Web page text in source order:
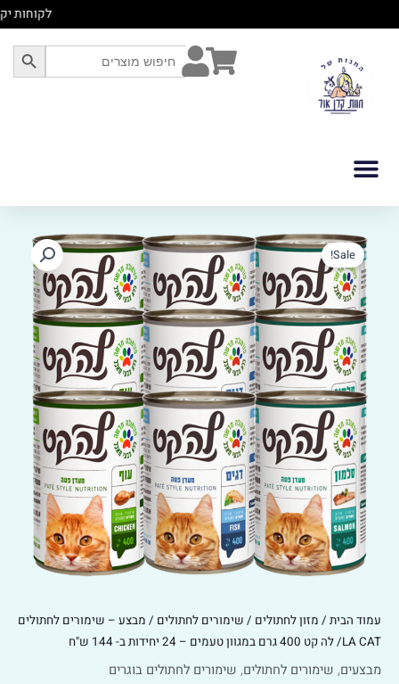
לקוחות
Search
for:
SEARCH BUTTON
Sale!
עמוד הבית/מזון לחתולים/שימורים לחתולים/ מבצע – שימורים לחתולים
LA CAT/ לה קט 400 גרם במגוון טעמים – 24 יחידות ב- 144 ש"ח
מבצעים,שימורים לחתולים,שימורים לחתולים בוגרים
כמות
מבצע
שימורים
לחתולים
CAT/
400
במגוון
טעמים
יחידות
ב-
144